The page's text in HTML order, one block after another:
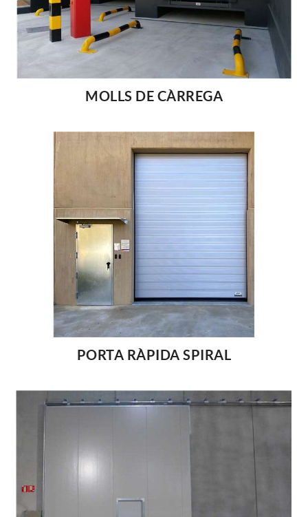
MOLLS DE CÀRREGA
PORTA RÀPIDA SPIRAL